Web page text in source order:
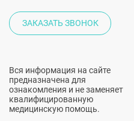
ЗАКАЗАТЬ ЗВОНОК
Вся информация на сайте
предназначена для
ознакомления и не заменяет
квалифицированную
медицинскую помощь.